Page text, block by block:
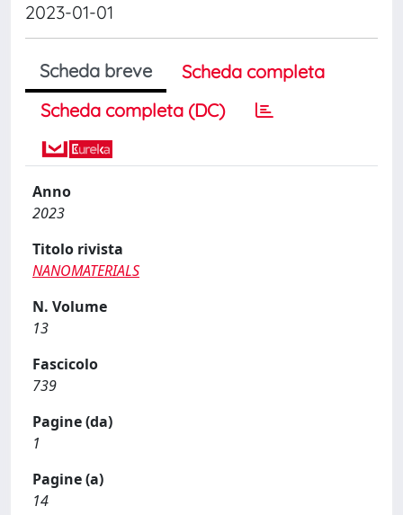
2023-01-01
Scheda breve
Scheda completa
Scheda completa (DC)
Anno
2023
Titolo rivista
NANOMATERIALS
N. Volume
13
Fascicolo
739
Pagine (da)
1
Pagine (a)
14